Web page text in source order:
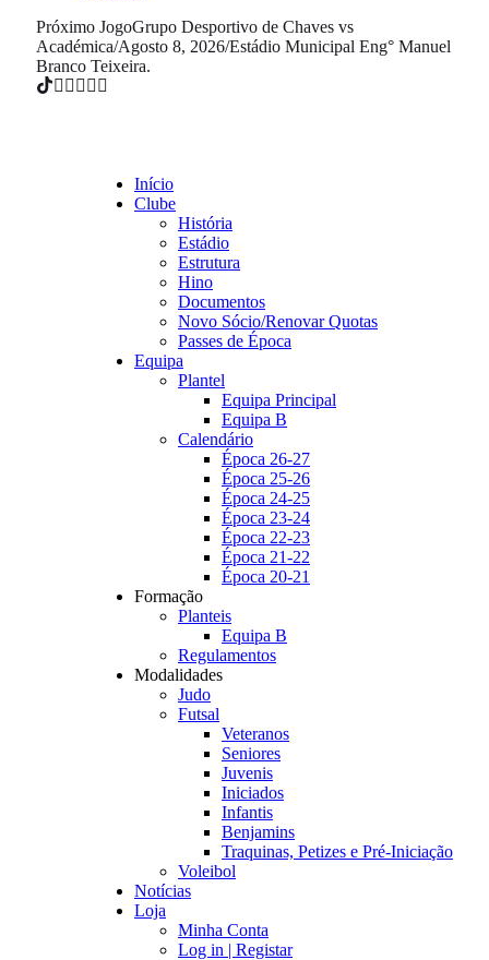
Próximo JogoGrupo Desportivo de Chaves vs
Académica/Agosto 8, 2026/Estádio Municipal Eng° Manuel
Branco Teixeira.
Início
Clube
História
Estádio
Estrutura
Hino
Documentos
Novo Sócio/Renovar Quotas
Passes de Época
Equipa
Plantel
Equipa Principal
Equipa B
Calendário
Época 26-27
Época 25-26
Época 24-25
Época 23-24
Época 22-23
Época 21-22
Época 20-21
Formação
Planteis
Equipa B
Regulamentos
Modalidades
Judo
Futsal
Veteranos
Seniores
Juvenis
Iniciados
Infantis
Benjamins
Traquinas, Petizes e Pré-Iniciação
Voleibol
Notícias
Loja
Minha Conta
Log in | Registar